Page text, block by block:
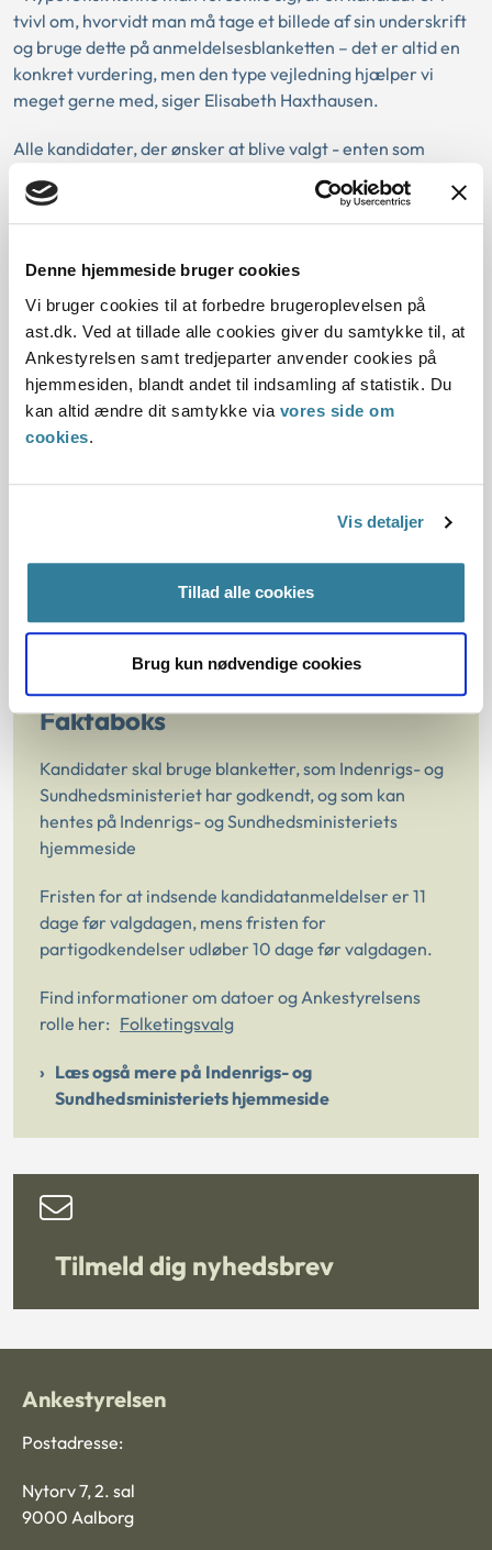
Denne hjemmeside bruger cookies
Vi bruger cookies til at forbedre brugeroplevelsen på
ast.dk. Ved at tillade alle cookies giver du samtykke til, at
Ankestyrelsen samt tredjeparter anvender cookies på
hjemmesiden, blandt andet til indsamling af statistik. Du
kan altid ændre dit samtykke via vores side om
cookies.
Vis detaljer
Tillad alle cookies
Brug kun nødvendige cookies
tvivl om, hvorvidt man må tage et billede af sin underskrift
og bruge dette på anmeldelsesblanketten – det er altid en
konkret vurdering, men den type vejledning hjælper vi
meget gerne med, siger Elisabeth Haxthausen.
Alle kandidater, der ønsker at blive valgt - enten som
medlem af et parti eller som løsgænger - skal indlevere en
kandidatanmeldelse til Ankestyrelsen. Selv de nuværende
ministre – inklusiv statsministeren - skal indlevere
Ved det seneste folketingsvalg i 2022 modtog styrelsen
1.014 kandidatanmeldelser.
Foruden oplysninger om kandidaterne modtager
Ankestyrelsen også partiernes godkendelse af de opstillede
kandidater samt oplysning om, hvordan partierne ønsker at
udformningen af stemmesedlen.
Når anmeldelsen foreligger, bliver f.eks. kandidatens cpr.
Oplysningerne skal i sidste ende bruges af
valgbestyrelserne, når de skal udfærdige stemmesedlerne.
Faktaboks
Kandidater skal bruge blanketter, som Indenrigs- og
Sundhedsministeriet har godkendt, og som kan
hentes på Indenrigs- og Sundhedsministeriets
hjemmeside
Fristen for at indsende kandidatanmeldelser er 11
dage før valgdagen, mens fristen for
partigodkendelser udløber 10 dage før valgdagen.
Find informationer om datoer og Ankestyrelsens
rolle her: Folketingsvalg
Læs også mere på Indenrigs- og
Sundhedsministeriets hjemmeside
Tilmeld dig nyhedsbrev
Ankestyrelsen
Postadresse:
Nytorv 7, 2. sal
9000 Aalborg